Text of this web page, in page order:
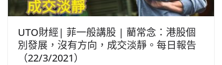
UTO財經| 菲一般講股 | 藺常念：港股個
別發展，沒有方向，成交淡靜。每日報告
（22/3/2021）